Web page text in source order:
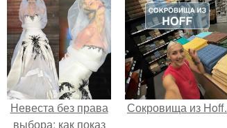
Невеста без права
выбора: как показ
Сокровища из Hoff.